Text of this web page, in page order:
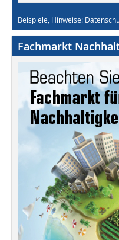
Beispiele, Hinweise:
Fachmarkt